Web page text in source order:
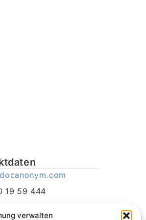
verwalten
19 59 444